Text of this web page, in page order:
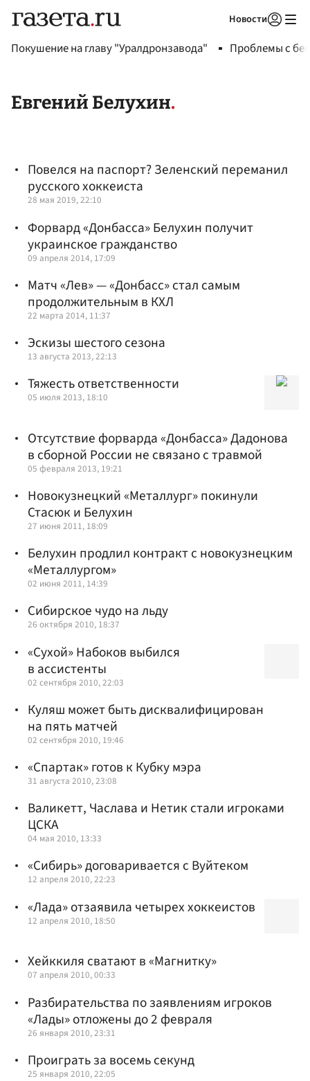
Новости
Покушение на главу "Уралдронзавода" Проблемы с
Евгений Белухин
Повелся на паспорт? Зеленский переманил
русского хоккеиста
28 мая 2019, 22:10
Форвард «Донбасса» Белухин получит
украинское гражданство
09 апреля 2014, 17:09
Матч «Лев» — «Донбасс» стал самым
продолжительным в КХЛ
22 марта 2014, 11:37
Эскизы шестого сезона
13 августа 2013, 22:13
Тяжесть ответственности
05 июля 2013, 18:10
Отсутствие форварда «Донбасса» Дадонова
в сборной России не связано с травмой
05 февраля 2013, 19:21
Новокузнецкий «Металлург» покинули
Стасюк и Белухин
27 июня 2011, 18:09
Белухин продлил контракт с новокузнецким
«Металлургом»
02 июня 2011, 14:39
Сибирское чудо на льду
26 октября 2010, 18:37
«Сухой» Набоков выбился
в ассистенты
02 сентября 2010, 22:03
Куляш может быть дисквалифицирован
на пять матчей
02 сентября 2010, 19:46
«Спартак» готов к Кубку мэра
31 августа 2010, 23:08
Валикетт, Часлава и Нетик стали игроками
ЦСКА
04 мая 2010, 13:33
«Сибирь» договаривается с Вуйтеком
12 апреля 2010, 22:23
«Лада» отзаявила четырех хоккеистов
12 апреля 2010, 18:50
Хейккиля сватают в «Магнитку»
07 апреля 2010, 00:33
Разбирательства по заявлениям игроков
«Лады» отложены до 2 февраля
26 января 2010, 23:31
Проиграть за восемь секунд
25 января 2010, 22:05